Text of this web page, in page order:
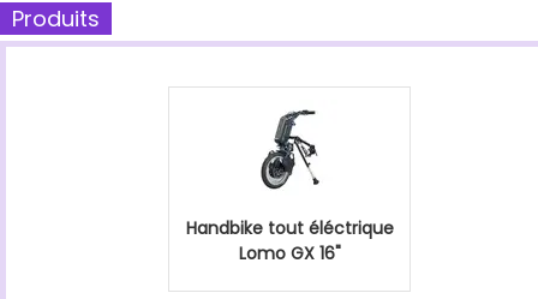
Produits
Handbike tout éléctrique
Lomo GX 16"